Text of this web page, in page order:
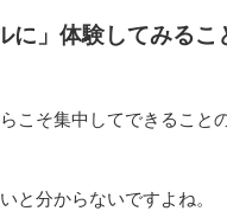
」体験してみるこ
こそ集中してできること
と分からないですよね。